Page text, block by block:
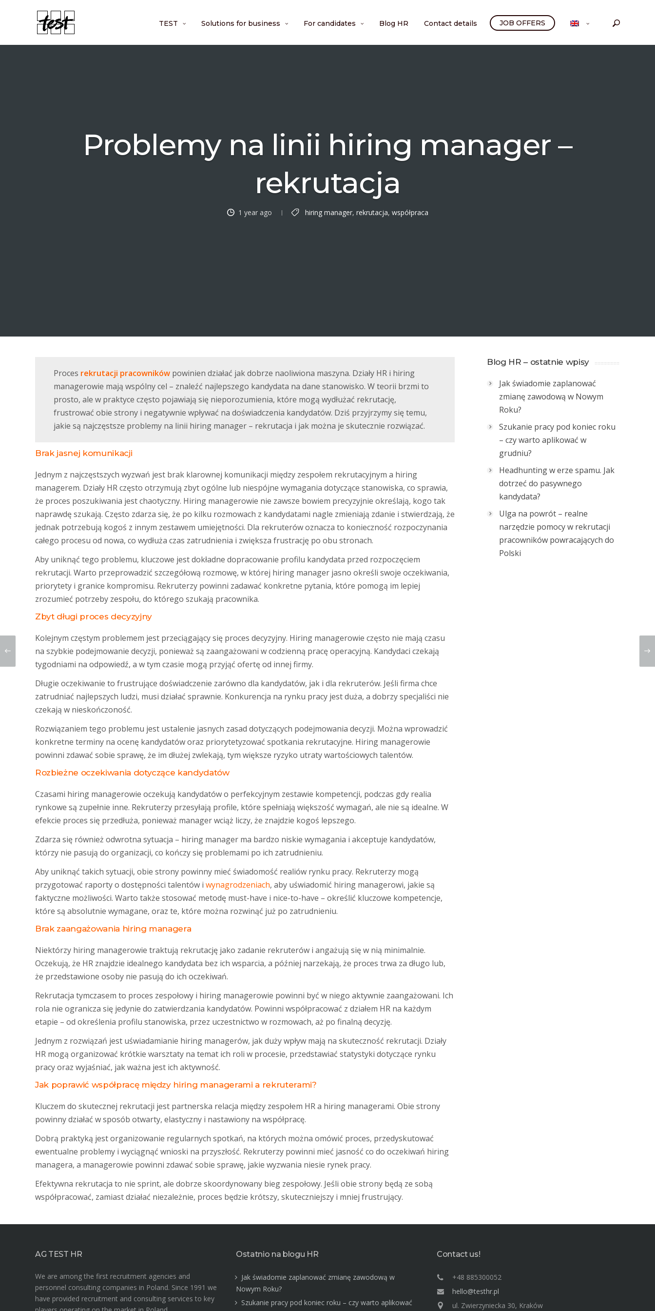
TEST Solutions for business For candidates Blog HR Contact details JOB OFFERS
Problemy na linii hiring manager –
rekrutacja
1 year ago hiring manager, rekrutacja, współpraca
Proces rekrutacji pracowników powinien działać jak dobrze naoliwiona maszyna. Działy HR i hiring
managerowie mają wspólny cel – znaleźć najlepszego kandydata na dane stanowisko. W teorii brzmi to
prosto, ale w praktyce często pojawiają się nieporozumienia, które mogą wydłużać rekrutację,
frustrować obie strony i negatywnie wpływać na doświadczenia kandydatów. Dziś przyjrzymy się temu,
jakie są najczęstsze problemy na linii hiring manager – rekrutacja i jak można je skutecznie rozwiązać.
Brak jasnej komunikacji
Jednym z najczęstszych wyzwań jest brak klarownej komunikacji między zespołem rekrutacyjnym a hiring
managerem. Działy HR często otrzymują zbyt ogólne lub niespójne wymagania dotyczące stanowiska, co sprawia,
że proces poszukiwania jest chaotyczny. Hiring managerowie nie zawsze bowiem precyzyjnie określają, kogo tak
naprawdę szukają. Często zdarza się, że po kilku rozmowach z kandydatami nagle zmieniają zdanie i stwierdzają, że
jednak potrzebują kogoś z innym zestawem umiejętności. Dla rekruterów oznacza to konieczność rozpoczynania
całego procesu od nowa, co wydłuża czas zatrudnienia i zwiększa frustrację po obu stronach.
Aby uniknąć tego problemu, kluczowe jest dokładne dopracowanie profilu kandydata przed rozpoczęciem
rekrutacji. Warto przeprowadzić szczegółową rozmowę, w której hiring manager jasno określi swoje oczekiwania,
priorytety i granice kompromisu. Rekruterzy powinni zadawać konkretne pytania, które pomogą im lepiej
zrozumieć potrzeby zespołu, do którego szukają pracownika.
Zbyt długi proces decyzyjny
Kolejnym częstym problemem jest przeciągający się proces decyzyjny. Hiring managerowie często nie mają czasu
na szybkie podejmowanie decyzji, ponieważ są zaangażowani w codzienną pracę operacyjną. Kandydaci czekają
tygodniami na odpowiedź, a w tym czasie mogą przyjąć ofertę od innej firmy.
Długie oczekiwanie to frustrujące doświadczenie zarówno dla kandydatów, jak i dla rekruterów. Jeśli firma chce
zatrudniać najlepszych ludzi, musi działać sprawnie. Konkurencja na rynku pracy jest duża, a dobrzy specjaliści nie
czekają w nieskończoność.
Rozwiązaniem tego problemu jest ustalenie jasnych zasad dotyczących podejmowania decyzji. Można wprowadzić
konkretne terminy na ocenę kandydatów oraz priorytetyzować spotkania rekrutacyjne. Hiring managerowie
powinni zdawać sobie sprawę, że im dłużej zwlekają, tym większe ryzyko utraty wartościowych talentów.
Rozbieżne oczekiwania dotyczące kandydatów
Czasami hiring managerowie oczekują kandydatów o perfekcyjnym zestawie kompetencji, podczas gdy realia
rynkowe są zupełnie inne. Rekruterzy przesyłają profile, które spełniają większość wymagań, ale nie są idealne. W
efekcie proces się przedłuża, ponieważ manager wciąż liczy, że znajdzie kogoś lepszego.
Zdarza się również odwrotna sytuacja – hiring manager ma bardzo niskie wymagania i akceptuje kandydatów,
którzy nie pasują do organizacji, co kończy się problemami po ich zatrudnieniu.
Aby uniknąć takich sytuacji, obie strony powinny mieć świadomość realiów rynku pracy. Rekruterzy mogą
przygotować raporty o dostępności talentów i wynagrodzeniach, aby uświadomić hiring managerowi, jakie są
faktyczne możliwości. Warto także stosować metodę must-have i nice-to-have – określić kluczowe kompetencje,
które są absolutnie wymagane, oraz te, które można rozwinąć już po zatrudnieniu.
Brak zaangażowania hiring managera
Niektórzy hiring managerowie traktują rekrutację jako zadanie rekruterów i angażują się w nią minimalnie.
Oczekują, że HR znajdzie idealnego kandydata bez ich wsparcia, a później narzekają, że proces trwa za długo lub,
że przedstawione osoby nie pasują do ich oczekiwań.
Rekrutacja tymczasem to proces zespołowy i hiring managerowie powinni być w niego aktywnie zaangażowani. Ich
rola nie ogranicza się jedynie do zatwierdzania kandydatów. Powinni współpracować z działem HR na każdym
etapie – od określenia profilu stanowiska, przez uczestnictwo w rozmowach, aż po finalną decyzję.
Jednym z rozwiązań jest uświadamianie hiring managerów, jak duży wpływ mają na skuteczność rekrutacji. Działy
HR mogą organizować krótkie warsztaty na temat ich roli w procesie, przedstawiać statystyki dotyczące rynku
pracy oraz wyjaśniać, jak ważna jest ich aktywność.
Jak poprawić współpracę między hiring managerami a rekruterami?
Kluczem do skutecznej rekrutacji jest partnerska relacja między zespołem HR a hiring managerami. Obie strony
powinny działać w sposób otwarty, elastyczny i nastawiony na współpracę.
Dobrą praktyką jest organizowanie regularnych spotkań, na których można omówić proces, przedyskutować
ewentualne problemy i wyciągnąć wnioski na przyszłość. Rekruterzy powinni mieć jasność co do oczekiwań hiring
managera, a managerowie powinni zdawać sobie sprawę, jakie wyzwania niesie rynek pracy.
Efektywna rekrutacja to nie sprint, ale dobrze skoordynowany bieg zespołowy. Jeśli obie strony będą ze sobą
współpracować, zamiast działać niezależnie, proces będzie krótszy, skuteczniejszy i mniej frustrujący.
Blog HR – ostatnie wpisy
Jak świadomie zaplanować
zmianę zawodową w Nowym
Roku?
Szukanie pracy pod koniec roku
– czy warto aplikować w
grudniu?
Headhunting w erze spamu. Jak
dotrzeć do pasywnego
kandydata?
Ulga na powrót – realne
narzędzie pomocy w rekrutacji
pracowników powracających do
Polski
AG TEST HR
We are among the first recruitment agencies and
personnel consulting companies in Poland. Since 1991 we
have provided recruitment and consulting services to key
Ostatnio na blogu HR
Jak świadomie zaplanować zmianę zawodową w
Nowym Roku?
Szukanie pracy pod koniec roku – czy warto aplikować
Contact us!
+48 885300052
hello@testhr.pl
ul. Zwierzyniecka 30, Kraków